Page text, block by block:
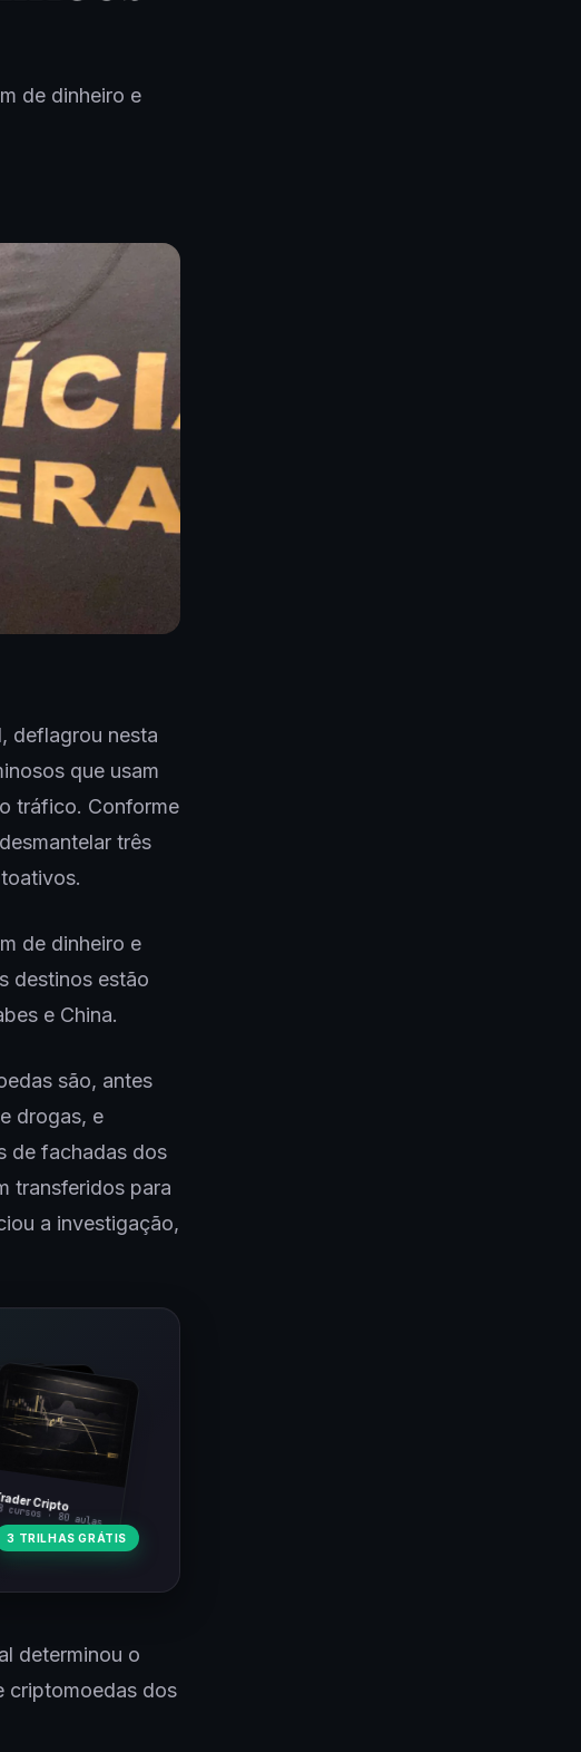
de dinheiro e
deflagrou nesta
que usam
tráfico. Conforme
três
de dinheiro e
destinos estão
e China.
são, antes
drogas, e
de fachadas dos
transferidos para
a investigação,
aulas
Cripto
cursos · 80 aulas
Bitcoin
· 44 aulas
3 TRILHAS GRÁTIS
determinou o
criptomoedas dos